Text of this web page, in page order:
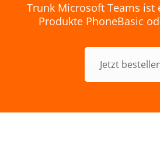
Trunk Microsoft Teams ist
Produkte PhoneBasic
Jetzt